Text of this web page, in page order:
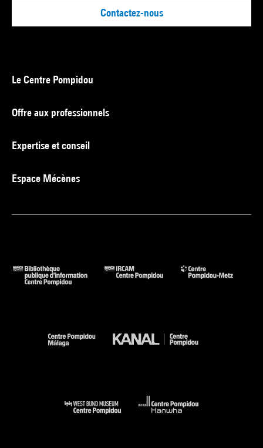
Contactez-nous
Le Centre Pompidou
Offre aux professionnels
Expertise et conseil
Espace Mécènes